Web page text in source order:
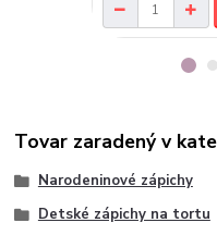
Tovar zaradený v
Narodeninové zápichy
Detské zápichy na tortu